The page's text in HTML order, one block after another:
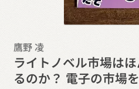
鷹野 凌
ライトノベル市場は
るのか？ 電子の市場